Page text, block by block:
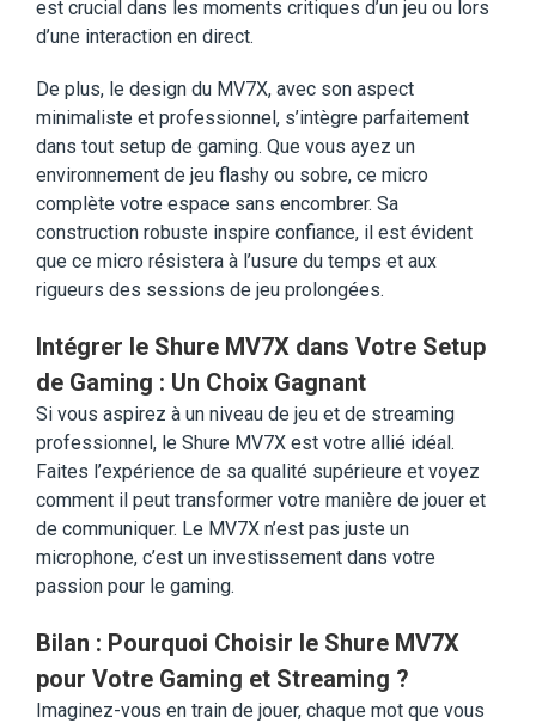
est crucial dans les moments critiques d’un jeu ou lors
d’une interaction en direct.
De plus, le design du MV7X, avec son aspect
minimaliste et professionnel, s’intègre parfaitement
dans tout setup de gaming. Que vous ayez un
environnement de jeu flashy ou sobre, ce micro
complète votre espace sans encombrer. Sa
construction robuste inspire confiance, il est évident
que ce micro résistera à l’usure du temps et aux
rigueurs des sessions de jeu prolongées.
Intégrer le Shure MV7X dans Votre Setup
de Gaming : Un Choix Gagnant
Si vous aspirez à un niveau de jeu et de streaming
professionnel, le Shure MV7X est votre allié idéal.
Faites l’expérience de sa qualité supérieure et voyez
comment il peut transformer votre manière de jouer et
de communiquer. Le MV7X n’est pas juste un
microphone, c’est un investissement dans votre
passion pour le gaming.
Bilan : Pourquoi Choisir le Shure MV7X
pour Votre Gaming et Streaming ?
Imaginez-vous en train de jouer, chaque mot que vous